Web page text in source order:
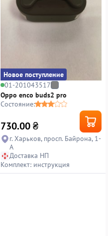
Новое поступление
01-201043517
Oppo enco buds2 pro
Состояние:
730.00₴
г. Харьков, просп. Байрона, 1-
А
Доставка НП
Комплект: инструкция